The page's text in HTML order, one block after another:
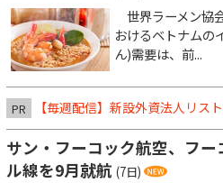
世界ラーメン協
おけるベトナムの
ん)需要は、前...
PR 【毎週配信】新設外資法人リス
サン・フーコック航空、フ
ル線を9月就航 (7日)